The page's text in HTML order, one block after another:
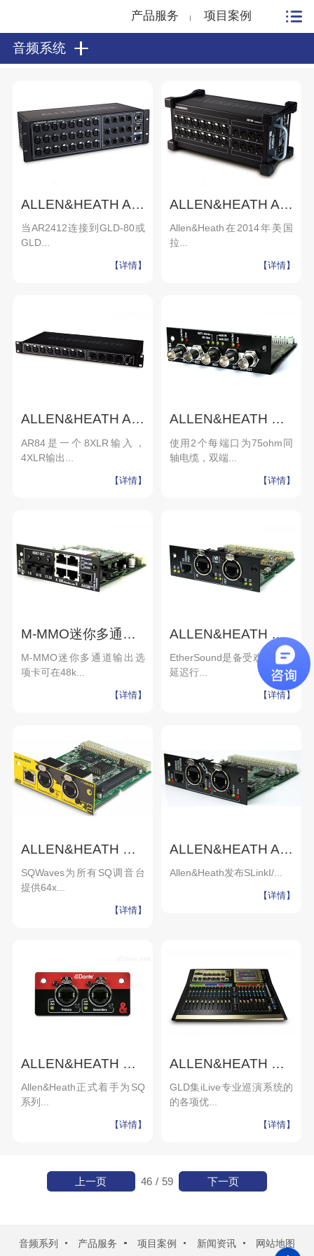
产品服务 项目案例
音频系统
ALLEN&HEATH AR2412
当AR2412连接到GLD-80或
GLD...
【详情】
ALLEN&HEATH AB168
Allen&Heath在2014年美国
拉...
【详情】
ALLEN&HEATH AR84
AR84是一个8XLR输入，
4XLR输出...
【详情】
ALLEN&HEATH MADI卡
使用2个每端口为75ohm同
轴电缆，双端...
【详情】
M-MMO迷你多通道输出选项卡
M-MMO迷你多通道输出选
项卡可在48k...
【详情】
ALLEN&HEATH EtherSound卡
EtherSound是备受欢迎的低
延迟行...
【详情】
ALLEN&HEATH WAVES卡
SQWaves为所有SQ调音台
提供64x...
【详情】
ALLEN&HEATH ACE卡
Allen&Heath发布SLinkI/...
【详情】
ALLEN&HEATH DANTE卡
Allen&Heath正式着手为SQ
系列...
【详情】
ALLEN&HEATH GLD80（金色）
GLD集iLive专业巡演系统的
的各项优...
【详情】
46 / 59
上一页 下一页
音频系列 产品服务 项目案例 新闻资讯
网站地图